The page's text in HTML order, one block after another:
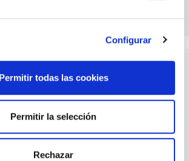
Configurar
Permitir todas las cookies
Permitir la selección
Rechazar
más recetas